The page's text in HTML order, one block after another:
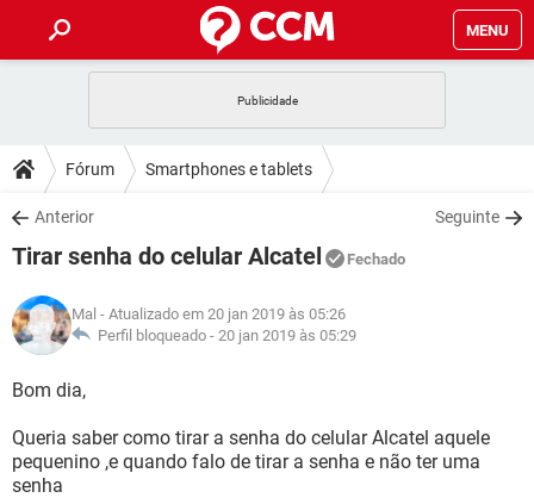
MENU
CELULAR FACEBOOK
OUTLOOK
INSTAGRAM GMAIL
GUIA DE COMPRAS
DICAS
JOGOS WHATSAPP
INSTAGRAM GMAIL
GUIA DE COMPRAS
DOWNLOADS
JOGOS WHATSAPP
CELULAR
OUTLOOK EXCEL
INSTAGRAM
JOGOS WHATSAPP
CELULAR
OUTLOOK
INSTAGRAM GMAIL
GUIA DE COMPRAS
GLOSSÁRIO
JOGOS
OUTLOOK EXCEL
Fórum Smartphones e tablets
Anterior Seguinte
Tirar senha do celular Alcatel Fechado
Mal - Atualizado em 20 jan 2019 às 05:26
Perfil bloqueado - 20 jan 2019 às 05:29
Bom dia,
Queria saber como tirar a senha do celular Alcatel aquele
pequenino ,e quando falo de tirar a senha e não ter uma
senha